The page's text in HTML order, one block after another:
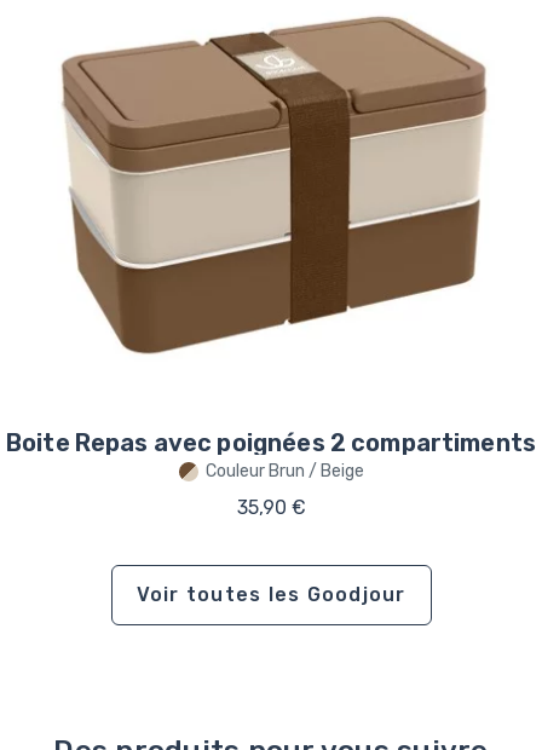
Boite Repas avec poignées 2 compartiments
Couleur Brun / Beige
35,90 €
Voir toutes les Goodjour